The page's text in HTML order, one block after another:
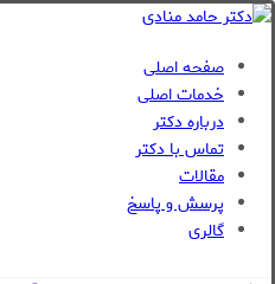
صفحه اصلی
خدمات اصلی
درباره دکتر
تماس با دکتر
مقالات
پرسش و پاسخ
گالری